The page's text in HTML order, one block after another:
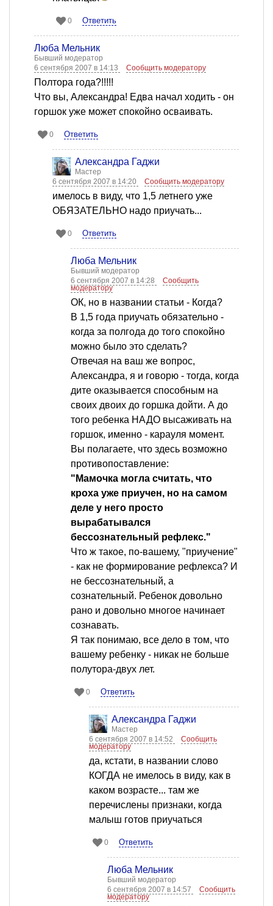
0 Ответить
Люба Мельник
Бывший модератор
6 сентября 2007 в 14:13
Сообщить модератору
Полтора года?!!!!!
Что вы, Александра! Едва начал ходить - он
горшок уже может спокойно осваивать.
0 Ответить
Александра Гаджи
Мастер
6 сентября 2007 в 14:20
Сообщить модератору
имелось в виду, что 1,5 летнего уже
ОБЯЗАТЕЛЬНО надо приучать...
0 Ответить
Люба Мельник
Бывший модератор
6 сентября 2007 в 14:28
Сообщить
модератору
ОК, но в названии статьи - Когда?
В 1,5 года приучать обязательно -
когда за полгода до того спокойно
можно было это сделать?
Отвечая на ваш же вопрос,
Александра, я и говорю - тогда, когда
дите оказывается способным на
своих двоих до горшка дойти. А до
того ребенка НАДО высаживать на
горшок, именно - карауля момент.
Вы полагаете, что здесь возможно
противопоставление:
"Мамочка могла считать, что
кроха уже приучен, но на самом
деле у него просто
вырабатывался
бессознательный рефлекс."
Что ж такое, по-вашему, "приучение"
- как не формирование рефлекса? И
не бессознательный, а
сознательный. Ребенок довольно
рано и довольно многое начинает
сознавать.
Я так понимаю, все дело в том, что
вашему ребенку - никак не больше
полутора-двух лет.
0 Ответить
Александра Гаджи
Мастер
6 сентября 2007 в 14:52
Сообщить
модератору
да, кстати, в названии слово
КОГДА не имелось в виду, как в
каком возрасте... там же
перечислены признаки, когда
малыш готов приучаться
0 Ответить
Люба Мельник
Бывший модератор
6 сентября 2007 в 14:57
Сообщить
модератору